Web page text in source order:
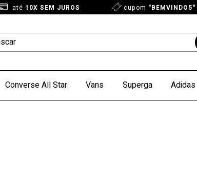
até 10X SEM JUROS cupom "BEMVINDO5"
Converse All Star Vans Superga Adidas